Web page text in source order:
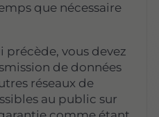
que nécessaire
précède, vous devez
de données
réseaux de
au public sur